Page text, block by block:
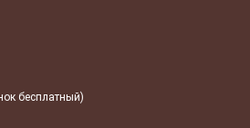
бесплатный)